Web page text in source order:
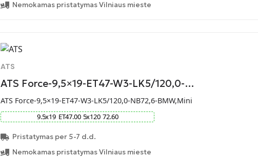
Nemokamas pristatymas Vilniaus mieste
ATS
ATS Force-9,5×19-ET47-W3-LK5/120,0-…
ATS Force-9,5×19-ET47-W3-LK5/120,0-NB72,6-BMW,Mini
9.5x19 ET47.00 5x120 72.60
Pristatymas per 5-7 d.d.
Nemokamas pristatymas Vilniaus mieste